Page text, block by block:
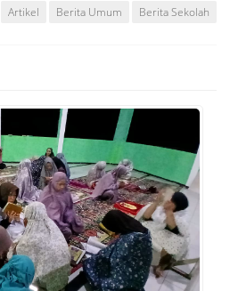
Artikel Berita Umum Berita Sekolah